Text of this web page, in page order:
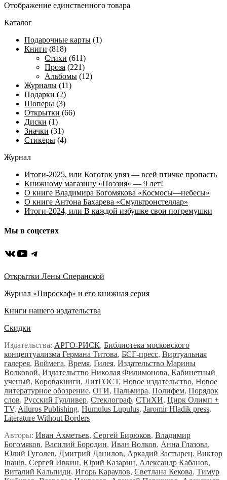
Отображение единственного товара
Каталог
Подарочные карты (1)
Книги (818)
Стихи (611)
Проза (221)
Альбомы (12)
Журналы (11)
Подарки (2)
Шоперы (3)
Открытки (66)
Диски (1)
Значки (31)
Стикеры (4)
Журнал
Итоги-2025, или Коготок увяз — всей птичке пропасть
Книжному магазину «Поэзия» — 9 лет!
О книге Владимира Богомякова «Космосы—небесы»
О книге Антона Бахарева «Смультронстеллар»
Итоги-2024, или В каждой избушке свои погремушки
Мы в соцсетях
ВКонтакте
YouTube
Telegram
Открытки Лены Сперанской
Журнал «Пироскаф» и его книжная серия
Книги нашего издательства
Скидки
Издательства: АРГО-РИСК, Библиотека московского
концептуализма Германа Титова, БСГ-пресс, Виртуальная
галерея, Воймега, Время, Гилея, Издательство Марины
Волковой, Издательство Николая Филимонова, Кабинетный
ученый, Коровакниги, ЛитГОСТ, Новое издательство, Новое
литературное обозрение, ОГИ, Пальмира, Полифем, Порядок
слов, Русский Гулливер, Стеклограф, СТиХИ, Цирк Олимп +
TV, Ailuros Publishing, Humulus Lupulus, Jaromir Hladik press,
Literature Without Borders
Авторы: Иван Ахметьев, Сергей Бирюков, Владимир
Богомяков, Василий Бородин, Иван Волков, Анна Глазова,
Юлий Гуголев, Дмитрий Данилов, Аркадий Застырец, Виктор
Iванiв, Сергей Ивкин, Юрий Казарин, Александр Кабанов,
Виталий Кальпиди, Игорь Караулов, Светлана Кекова, Тимур